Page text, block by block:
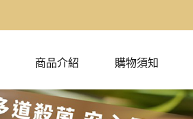
商品介紹 購物須知